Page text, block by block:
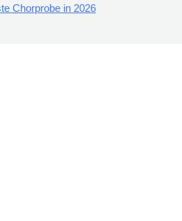
Chorprobe in 2026